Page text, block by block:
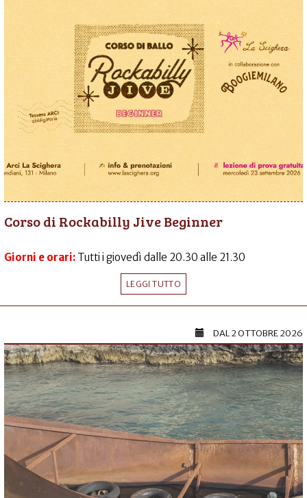
Corso di Rockabilly Jive Beginner
Giorni e orari: Tutti i giovedì dalle 20.30 alle 21.30
LEGGI TUTTO
DAL2 OTTOBRE 2026